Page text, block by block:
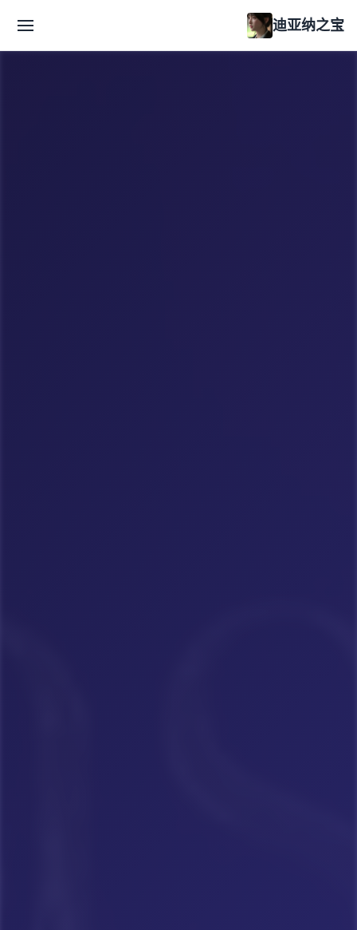
迪亚纳之宝